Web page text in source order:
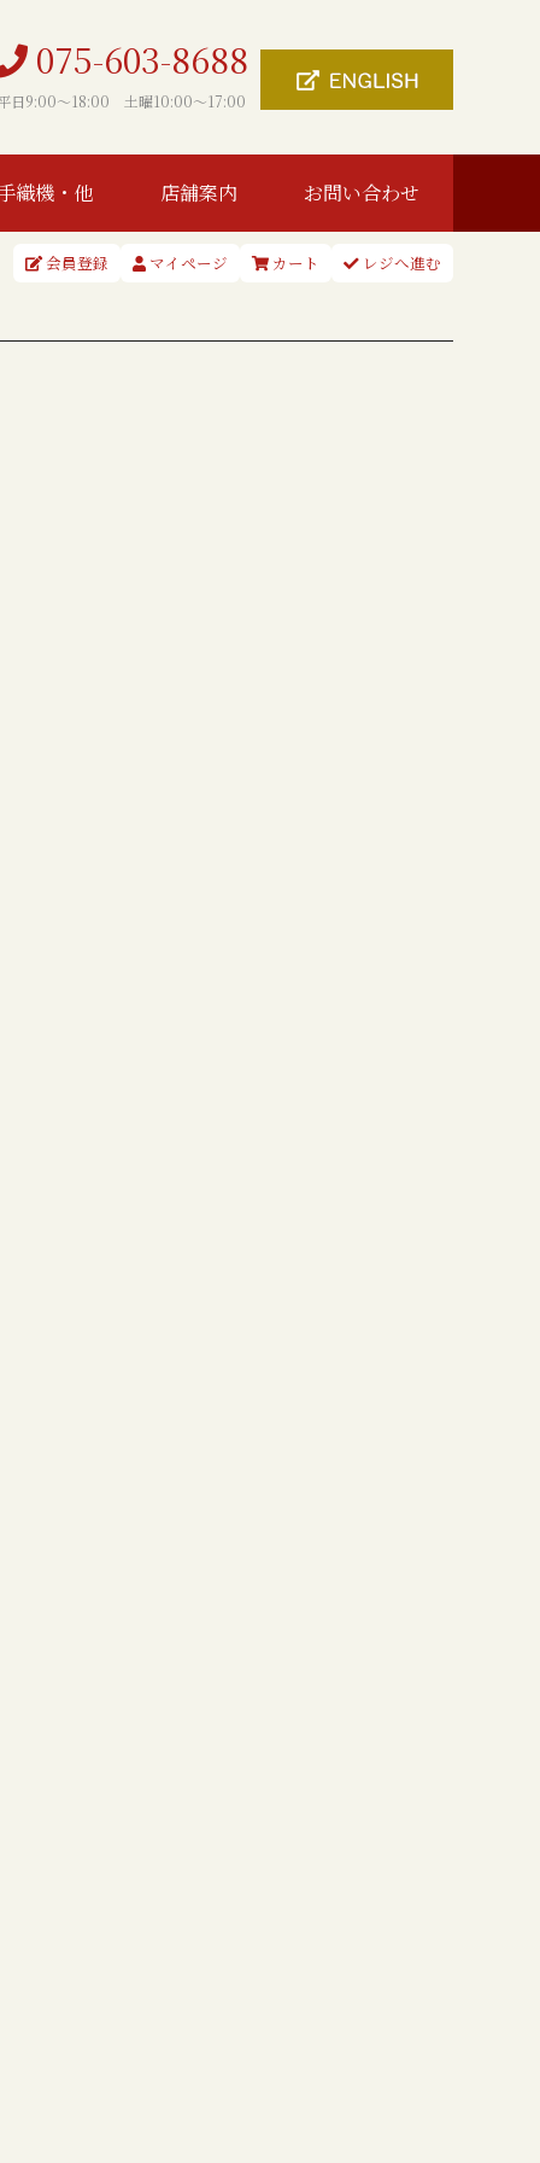
075-603-8688
日9:00〜18:00 土曜10:00〜17:00
織機・他 店舗案内 お問い合わせ
会員登録 マイページ カート レジへ進む